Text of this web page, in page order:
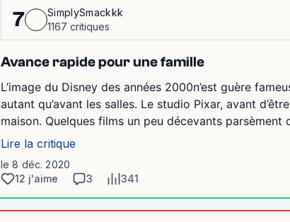
7
SimplySmackkk
1167 critiques
Avance rapide pour une famille
L’image du Disney des années 2000n’est guère
autant qu’avant les salles. Le studio Pixar, avant
maison. Quelques films un peu décevants
Lire la critique
le 8 déc. 2020
12 j'aime
3 341